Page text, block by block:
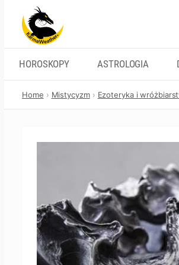
content
HOROSKOPY ASTROLOGIA
Home Mistycyzm Ezoteryka i